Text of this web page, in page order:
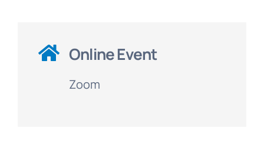
Online Event
Zoom